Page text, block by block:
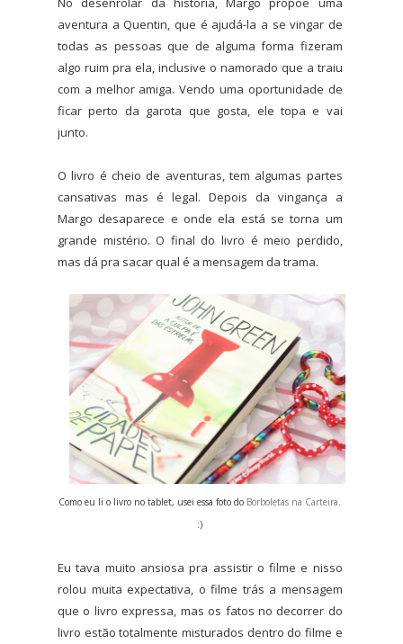
aventura a Quentin, que é ajudá-la a se vingar de
todas as pessoas que de alguma forma fizeram
algo ruim pra ela, inclusive o namorado que a traiu
com a melhor amiga. Vendo uma oportunidade de
ficar perto da garota que gosta, ele topa e vai
junto.
O livro é cheio de aventuras, tem algumas partes
cansativas mas é legal. Depois da vingança a
Margo desaparece e onde ela está se torna um
grande mistério. O final do livro é meio perdido,
mas dá pra sacar qual é a mensagem da trama.
Como eu li o livro no tablet, usei essa foto do Borboletas na Carteira
:)
Eu tava muito ansiosa pra assistir o filme e nisso
rolou muita expectativa, o filme trás a mensagem
que o livro expressa, mas os fatos no decorrer do
livro estão totalmente misturados dentro do filme e